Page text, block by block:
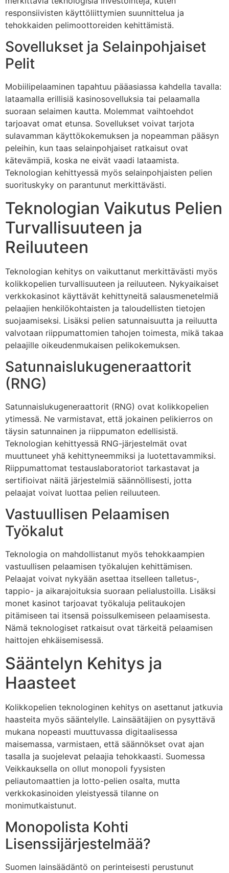
responsiivisten käyttöliittymien suunnittelua ja
tehokkaiden pelimoottoreiden kehittämistä.
Sovellukset ja Selainpohjaiset
Pelit
Mobiilipelaaminen tapahtuu pääasiassa kahdella tavalla:
lataamalla erillisiä kasinosovelluksia tai pelaamalla
suoraan selaimen kautta. Molemmat vaihtoehdot
tarjoavat omat etunsa. Sovellukset voivat tarjota
sulavamman käyttökokemuksen ja nopeamman pääsyn
peleihin, kun taas selainpohjaiset ratkaisut ovat
kätevämpiä, koska ne eivät vaadi lataamista.
Teknologian kehittyessä myös selainpohjaisten pelien
suorituskyky on parantunut merkittävästi.
Teknologian Vaikutus Pelien
Turvallisuuteen ja
Reiluuteen
Teknologian kehitys on vaikuttanut merkittävästi myös
kolikkopelien turvallisuuteen ja reiluuteen. Nykyaikaiset
verkkokasinot käyttävät kehittyneitä salausmenetelmiä
pelaajien henkilökohtaisten ja taloudellisten tietojen
suojaamiseksi. Lisäksi pelien satunnaisuutta ja reiluutta
valvotaan riippumattomien tahojen toimesta, mikä takaa
pelaajille oikeudenmukaisen pelikokemuksen.
Satunnaislukugeneraattorit
(RNG)
Satunnaislukugeneraattorit (RNG) ovat kolikkopelien
ytimessä. Ne varmistavat, että jokainen pelikierros on
täysin satunnainen ja riippumaton edellisistä.
Teknologian kehittyessä RNG-järjestelmät ovat
muuttuneet yhä kehittyneemmiksi ja luotettavammiksi.
Riippumattomat testauslaboratoriot tarkastavat ja
sertifioivat näitä järjestelmiä säännöllisesti, jotta
pelaajat voivat luottaa pelien reiluuteen.
Vastuullisen Pelaamisen
Työkalut
Teknologia on mahdollistanut myös tehokkaampien
vastuullisen pelaamisen työkalujen kehittämisen.
Pelaajat voivat nykyään asettaa itselleen talletus-,
tappio- ja aikarajoituksia suoraan pelialustoilla. Lisäksi
monet kasinot tarjoavat työkaluja pelitaukojen
pitämiseen tai itsensä poissulkemiseen pelaamisesta.
Nämä teknologiset ratkaisut ovat tärkeitä pelaamisen
haittojen ehkäisemisessä.
Sääntelyn Kehitys ja
Haasteet
Kolikkopelien teknologinen kehitys on asettanut jatkuvia
haasteita myös sääntelylle. Lainsäätäjien on pysyttävä
mukana nopeasti muuttuvassa digitaalisessa
maisemassa, varmistaen, että säännökset ovat ajan
tasalla ja suojelevat pelaajia tehokkaasti. Suomessa
Veikkauksella on ollut monopoli fyysisten
peliautomaattien ja lotto-pelien osalta, mutta
verkkokasinoiden yleistyessä tilanne on
monimutkaistunut.
Monopolista Kohti
Lisenssijärjestelmää?
Suomen lainsäädäntö on perinteisesti perustunut